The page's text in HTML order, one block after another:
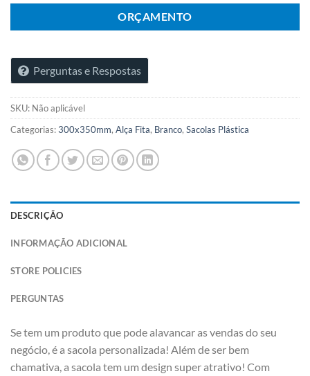
ORÇAMENTO
Perguntas e Respostas
SKU: Não aplicável
Categorias:300x350mm, Alça Fita, Branco, Sacolas Plástica
DESCRIÇÃO
INFORMAÇÃO ADICIONAL
STORE POLICIES
PERGUNTAS
Se tem um produto que pode alavancar as vendas do seu
negócio, é a sacola personalizada! Além de ser bem
chamativa, a sacola tem um design super atrativo! Com